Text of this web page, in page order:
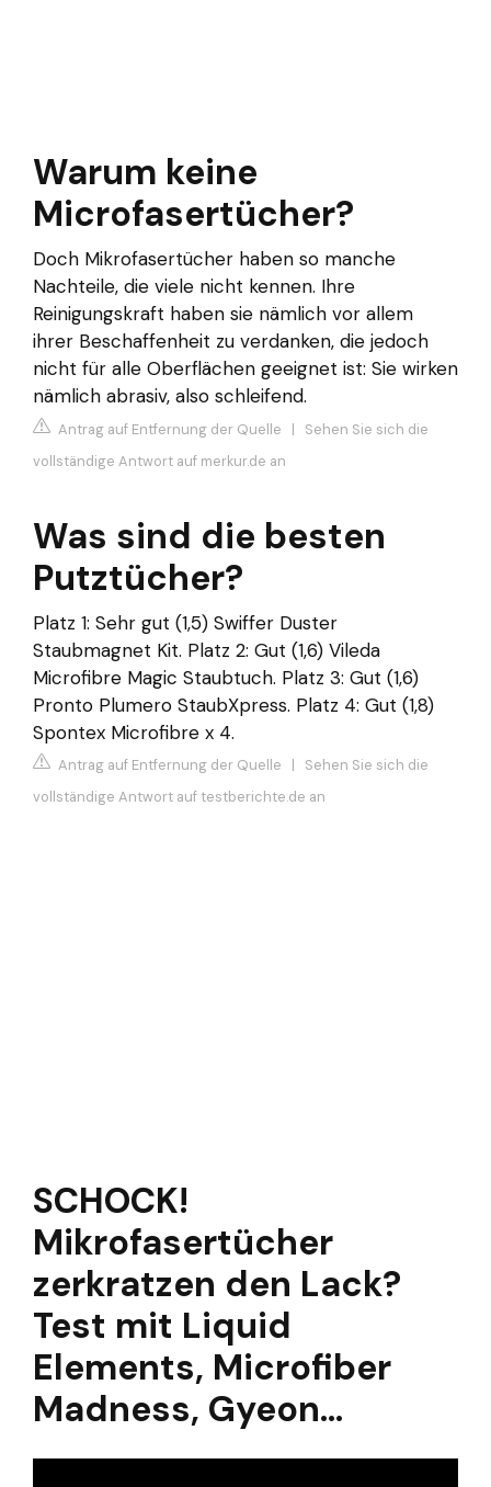
Warum keine
Microfasertücher?
Doch Mikrofasertücher haben so manche
Nachteile, die viele nicht kennen. Ihre
Reinigungskraft haben sie nämlich vor allem
ihrer Beschaffenheit zu verdanken, die jedoch
nicht für alle Oberflächen geeignet ist: Sie wirken
nämlich abrasiv, also schleifend.
Antrag auf Entfernung der Quelle | Sehen Sie sich die
vollständige Antwort auf merkur.de an
Was sind die besten
Putztücher?
Platz 1: Sehr gut (1,5) Swiffer Duster
Staubmagnet Kit. Platz 2: Gut (1,6) Vileda
Microfibre Magic Staubtuch. Platz 3: Gut (1,6)
Pronto Plumero StaubXpress. Platz 4: Gut (1,8)
Spontex Microfibre x 4.
Antrag auf Entfernung der Quelle | Sehen Sie sich die
vollständige Antwort auf testberichte.de an
SCHOCK!
Mikrofasertücher
zerkratzen den Lack?
Test mit Liquid
Elements, Microfiber
Madness, Gyeon...